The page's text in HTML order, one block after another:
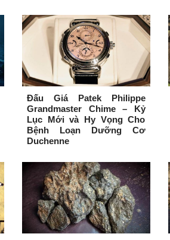
Đấu Giá Patek Philippe
Grandmaster Chime – Kỷ
Lục Mới và Hy Vọng Cho
Bệnh Loạn Dưỡng Cơ
Duchenne